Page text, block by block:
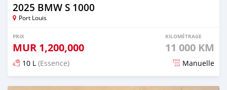
2025 BMW S 1000
Port Louis
PRIX
MUR 1,200,000
KILOMÉTRAGE
11 000 KM
10 L (Essence) Manuelle
Publié il y a 3 mois